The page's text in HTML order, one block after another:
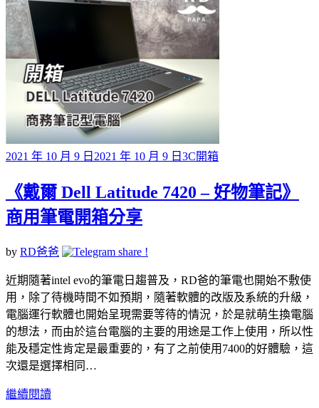
Posted
on
2021 年 10 月 9 日 2021 年 10 月 9 日 3C開箱
《戴爾 Dell Latitude 7420 – 好物筆記》
商用筆電開箱分享
by RD爸爸
近期隨著intel evo的筆電日趨普及，RD爸的筆電也開始不敷使
用，除了待機時間不如預期，隨著軟體的改版及系統的升級，
電腦運行軟體也開始呈現需要等待的情況，於是就萌生換電腦
的想法，而由於這台電腦的主要的用途是工作上使用，所以性
能及穩定性肯定是最重要的，有了之前使用7400的好體驗，這
次還是選擇相同…
繼續閱讀